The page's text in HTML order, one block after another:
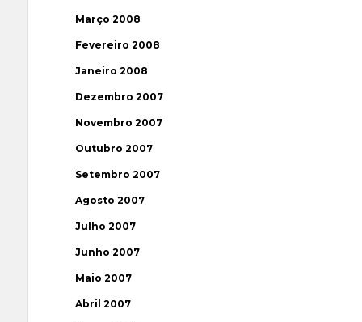
Março 2008
Fevereiro 2008
Janeiro 2008
Dezembro 2007
Novembro 2007
Outubro 2007
Setembro 2007
Agosto 2007
Julho 2007
Junho 2007
Maio 2007
Abril 2007